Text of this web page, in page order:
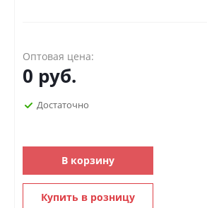
Оптовая цена:
0 руб.
Достаточно
В корзину
Купить в розницу